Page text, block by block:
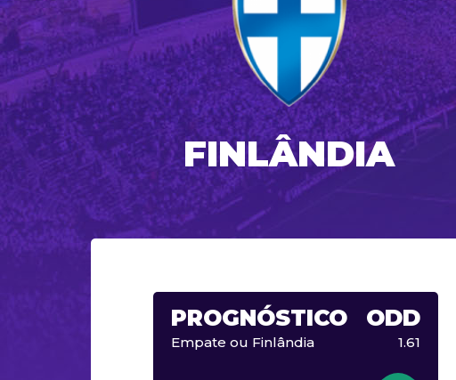
FINLÂNDIA
PROGNÓSTICO ODD
Empate ou Finlândia 1.61